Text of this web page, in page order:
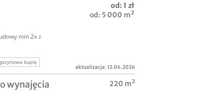
min 2x z
kupię
od: 1 zł
od: 5 000 m²
aktualizacja: 12.06.2026
wynajęcia 220 m²